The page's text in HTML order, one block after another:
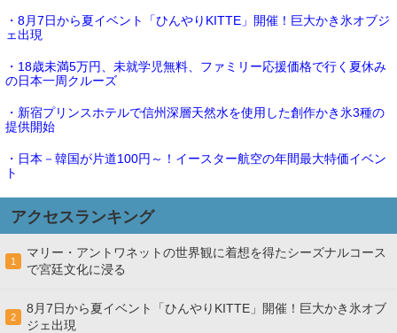
・8月7日から夏イベント「ひんやりKITTE」開催！巨大かき氷オブジ
ェ出現
・18歳未満5万円、未就学児無料、ファミリー応援価格で行く夏休み
の日本一周クルーズ
・新宿プリンスホテルで信州深層天然水を使用した創作かき氷3種の
提供開始
・日本－韓国が片道100円～！イースター航空の年間最大特価イベン
ト
アクセスランキング
1
マリー・アントワネットの世界観に着想を得たシーズナルコース
で宮廷文化に浸る
2
8月7日から夏イベント「ひんやりKITTE」開催！巨大かき氷オブ
ジェ出現